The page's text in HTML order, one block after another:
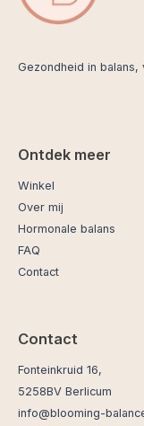
Gezondheid in balans,
Ontdek meer
Winkel
Over mij
Hormonale balans
FAQ
Contact
Contact
Fonteinkruid 16,
5258BV Berlicum
info@blooming-